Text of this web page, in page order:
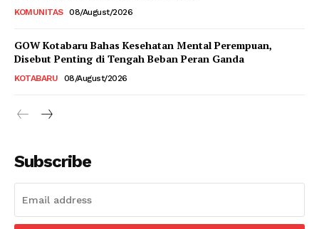
KOMUNITAS 08/August/2026
GOW Kotabaru Bahas Kesehatan Mental Perempuan,
Disebut Penting di Tengah Beban Peran Ganda
KOTABARU 08/August/2026
Subscribe